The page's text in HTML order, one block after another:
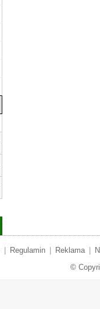
Regulamin Reklama
©